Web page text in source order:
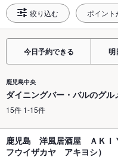
絞り込む ポイント
今日予約できる 明
鹿児島中央
ダイニングバー・バルのグル
15件 1-15件
鹿児島 洋風居酒屋 ＡＫ
フウイザカヤ アキヨシ）